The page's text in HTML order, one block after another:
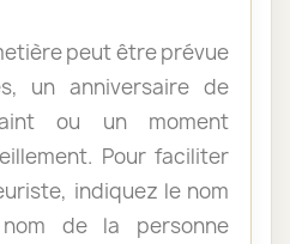
peut être prévue
un anniversaire de
ou un moment
Pour faciliter
indiquez le nom
de la personne